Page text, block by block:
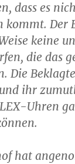
dass es
Der
keine
die das
Die
ihr
Uhren
hat